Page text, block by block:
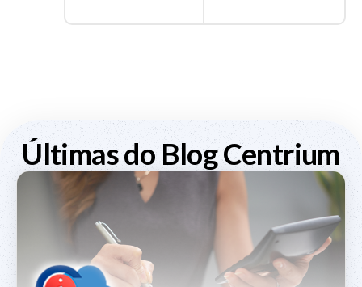
Últimas do Blog Centrium